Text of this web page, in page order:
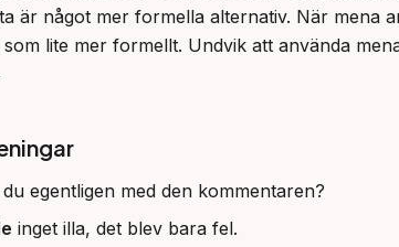
är något mer formella alternativ. När mena
lite mer formellt. Undvik att använda
du egentligen med den kommentaren?
inget illa, det blev bara fel.